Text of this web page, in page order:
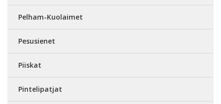
Pelham-Kuolaimet
Pesusienet
Piiskat
Pintelipatjat